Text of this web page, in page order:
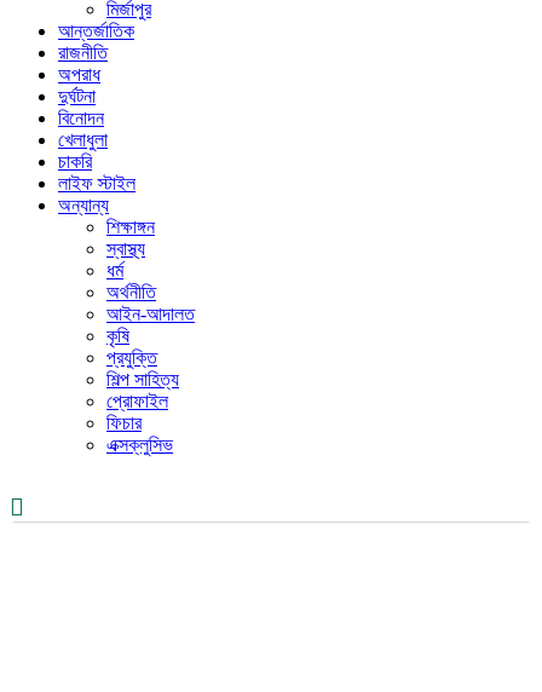
মির্জাপুর
আন্তর্জাতিক
রাজনীতি
অপরাধ
দুর্ঘটনা
বিনোদন
খেলাধুলা
চাকরি
লাইফ স্টাইল
অন্যান্য
শিক্ষাঙ্গন
স্বাস্থ্য
ধর্ম
অর্থনীতি
আইন-আদালত
কৃষি
প্রযুক্তি
শিল্প সাহিত্য
প্রোফাইল
ফিচার
এক্সক্লুসিভ